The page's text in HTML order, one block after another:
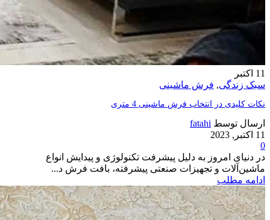
11 اکتبر
سبک زندگی, فرش ماشینی
نکات کلیدی در انتخاب فرش ماشینی 4 متری
ارسال توسط fatahi
11 اکتبر, 2023
0
در دنیای امروز به دلیل پیشرفت تکنولوژی و پیدایش انواع
ماشین‌آلات و تجهیزات صنعتی پیشرفته، بافت فرش د...
ادامه مطلب